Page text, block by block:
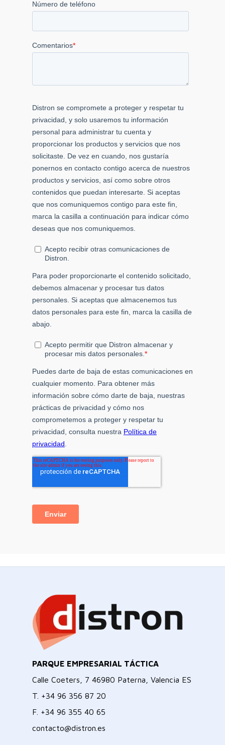
PARQUE EMPRESARIAL TÁCTICA
Calle Coeters, 7 46980 Paterna, Valencia ES
T. +34 96 356 87 20
F. +34 96 355 40 65
contacto@distron.es